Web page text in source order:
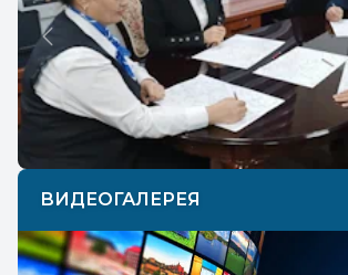
Previous
ВИДЕОГАЛЕРЕЯ